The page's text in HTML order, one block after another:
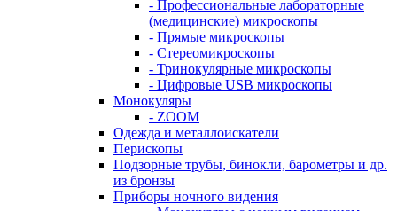
- Профессиональные лабораторные
(медицинские) микроскопы
- Прямые микроскопы
- Стереомикроскопы
- Тринокулярные микроскопы
- Цифровые USB микроскопы
Монокуляры
- ZOOM
Одежда и металлоискатели
Перископы
Подзорные трубы, бинокли, барометры и др.
из бронзы
Приборы ночного видения